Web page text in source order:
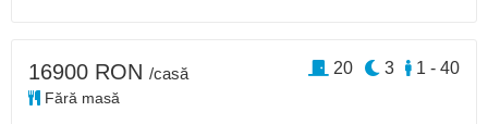
16900 RON /casă
Fără masă
1 - 40
3
20